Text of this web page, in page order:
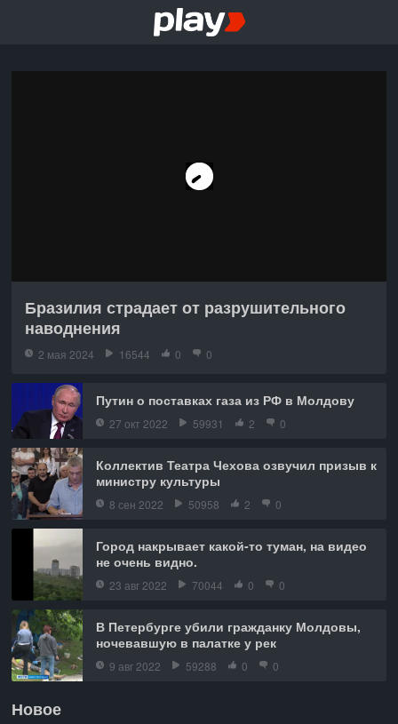
Бразилия страдает от разрушительного
наводнения
2 мая 2024 16544 0 0
Путин о поставках газа из РФ в Молдову
27 окт 2022 59931 2 0
Коллектив Театра Чехова озвучил призыв к
министру культуры
8 сен 2022 50958 2 0
Город накрывает какой-то туман, на видео
не очень видно.
23 авг 2022 70044 0 0
В Петербурге убили гражданку Молдовы,
ночевавшую в палатке у рек
9 авг 2022 59288 0 0
Новое